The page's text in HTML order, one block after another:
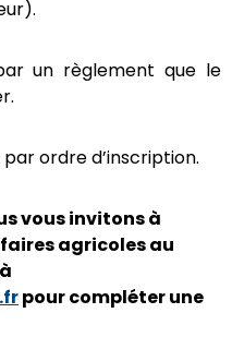
un règlement que le
ordre d’inscription.
vous invitons à
agricoles au
pour compléter une